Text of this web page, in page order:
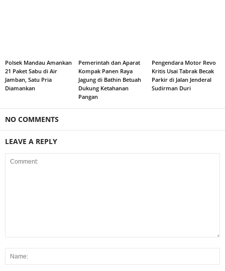
Polsek Mandau Amankan
21 Paket Sabu di Air
Jamban, Satu Pria
Diamankan
Pemerintah dan Aparat
Kompak Panen Raya
Jagung di Bathin Betuah
Dukung Ketahanan
Pangan
Pengendara Motor Revo
Kritis Usai Tabrak Becak
Parkir di Jalan Jenderal
Sudirman Duri
NO COMMENTS
LEAVE A REPLY